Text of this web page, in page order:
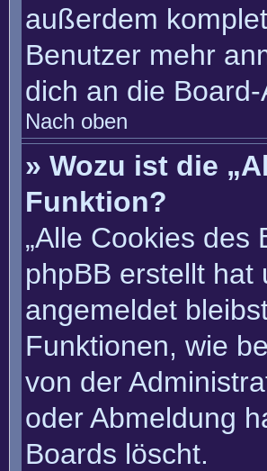
außerdem
Benutzer mehr
dich an die
Nach oben
» Wozu ist die
Funktion?
„Alle Cookies des
phpBB erstellt
angemeldet
Funktionen, wie
von der
oder Abmeldung
Boards löscht.